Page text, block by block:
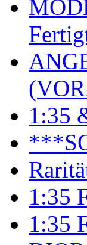
1:35
1:35
1:35